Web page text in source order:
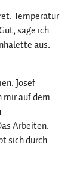
Temperatur
sage ich.
aus.
Josef
mir auf dem
Arbeiten.
sich durch